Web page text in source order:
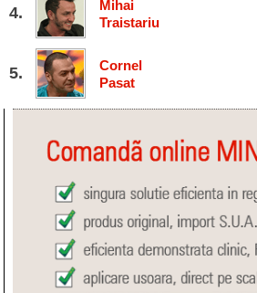
Mihai
Traistariu
Cornel
Pasat